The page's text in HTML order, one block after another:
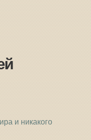
и никакого